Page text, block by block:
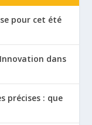
pour cet été
dans
précises : que